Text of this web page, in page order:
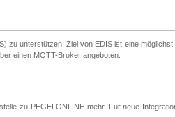
unterstützen. Ziel von EDIS ist eine
einen MQTT-Broker angeboten.
zu PEGELONLINE mehr. Für neue